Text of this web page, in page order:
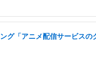
グ「アニメ配信サービスの